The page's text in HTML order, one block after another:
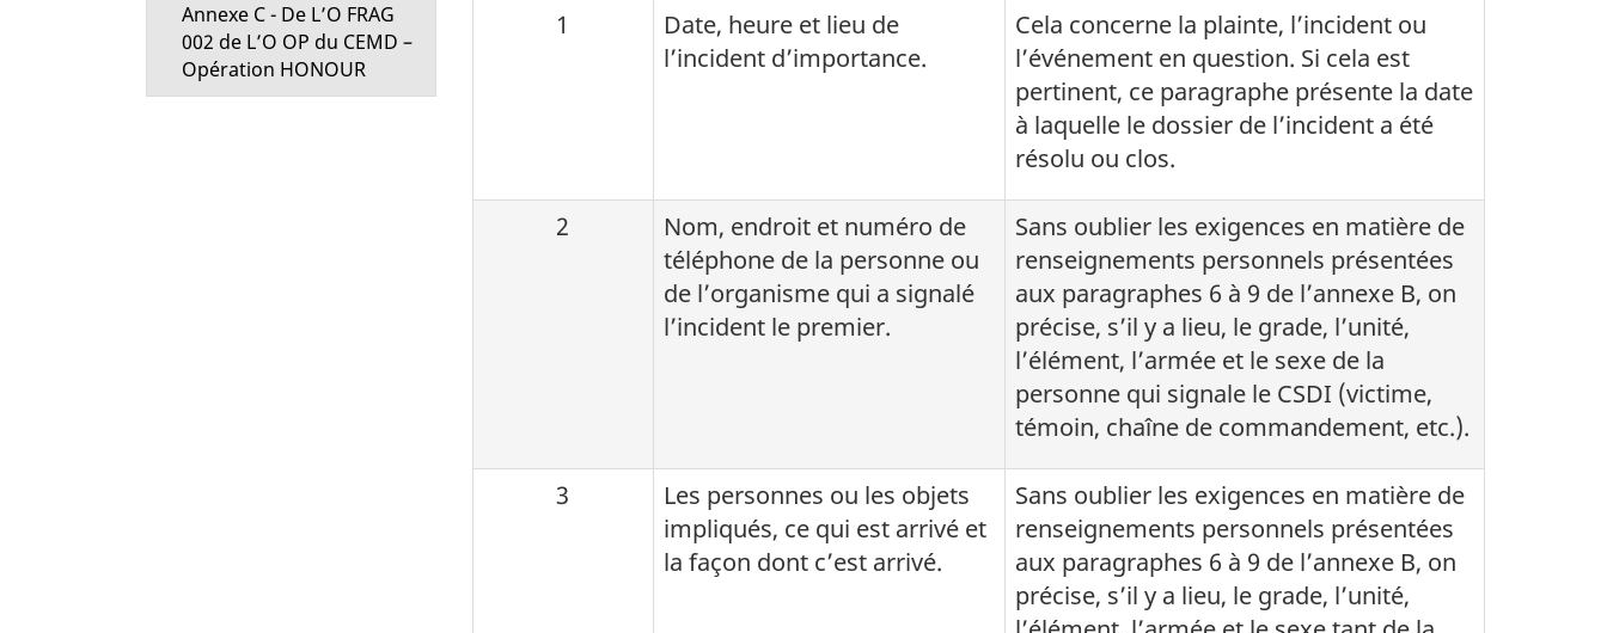
1
Date, heure et lieu de
l’incident d’importance.
Cela concerne la plainte, l’incident ou
l’événement en question. Si cela est
pertinent, ce paragraphe présente la date
à laquelle le dossier de l’incident a été
résolu ou clos.
2
Nom, endroit et numéro de
téléphone de la personne ou
de l’organisme qui a signalé
l’incident le premier.
Sans oublier les exigences en matière de
renseignements personnels présentées
aux paragraphes 6 à 9 de l’annexe B, on
précise, s’il y a lieu, le grade, l’unité,
l’élément, l’armée et le sexe de la
personne qui signale le CSDI (victime,
témoin, chaîne de commandement, etc.).
3
Les personnes ou les objets
impliqués, ce qui est arrivé et
la façon dont c’est arrivé.
Sans oublier les exigences en matière de
renseignements personnels présentées
aux paragraphes 6 à 9 de l’annexe B, on
précise, s’il y a lieu, le grade, l’unité,
Annexe C - De L’O FRAG
002 de L’O OP du CEMD –
Opération HONOUR